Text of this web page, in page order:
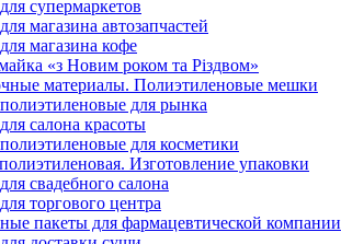
супермаркетов
магазина автозапчастей
магазина кофе
«з Новим роком та Різдвом»
материалы. Полиэтиленовые мешки
для рынка
салона красоты
для косметики
Изготовление упаковки
свадебного салона
торгового центра
пакеты для фармацевтической компании